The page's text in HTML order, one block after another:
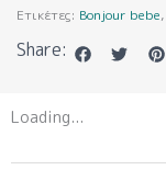
Ετικέτες: Bonjour bebe,
Share:
Loading...